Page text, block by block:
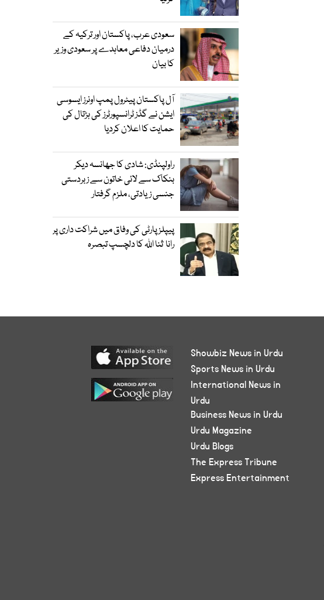
سعودی عرب، پاکستان اور ترکیہ کے
درمیان دفاعی معاہدے پر سعودی وزیر
کا بیان
آل پاکستان پیٹرول پمپ اونرز ایسوسی
ایشن نے گڈز ٹرانسپورٹرز کی ہڑتال کی
حمایت کا اعلان کردیا
راولپنڈی: شادی کا جھانسہ دیکر
بنکاک سے لائی خاتون سے زبردستی
جنسی زیادتی، ملزم گرفتار
پیپلز پارٹی کی وفاق میں شراکت داری پر
رانا ثنا اللہ کا دلچسپ تبصرہ
Showbiz News in Urdu
Sports News in Urdu
International News in
Urdu
Business News in Urdu
Urdu Magazine
Urdu Blogs
The Express Tribune
Express Entertainment